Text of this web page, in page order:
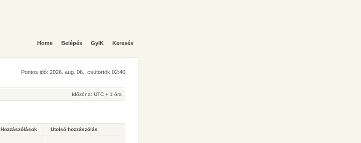
Home Belépés GyIK Keresés
Pontos idő: 2026. aug. 06., csütörtök 02:40
Időzóna: UTC + 1 óra
Hozzászólások Utolsó hozzászólás